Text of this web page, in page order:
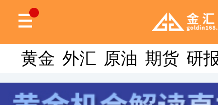
黄金 外汇 原油 期货 研